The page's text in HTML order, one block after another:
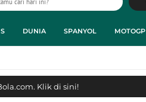
DUNIA SPANYOL MOTOGP
Klik di sini!